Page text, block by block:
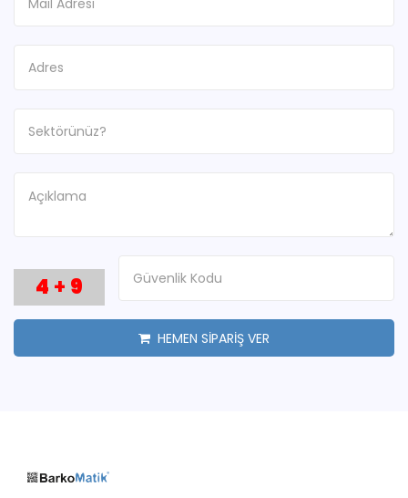
4 + 9
HEMEN SİPARİŞ VER